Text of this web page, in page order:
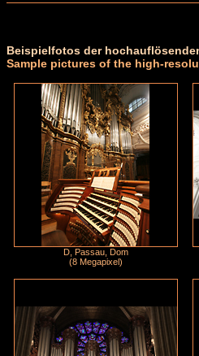
Beispielfotos der
Sample pictures of the high-
D, Passau, Dom
(8 Megapixel)